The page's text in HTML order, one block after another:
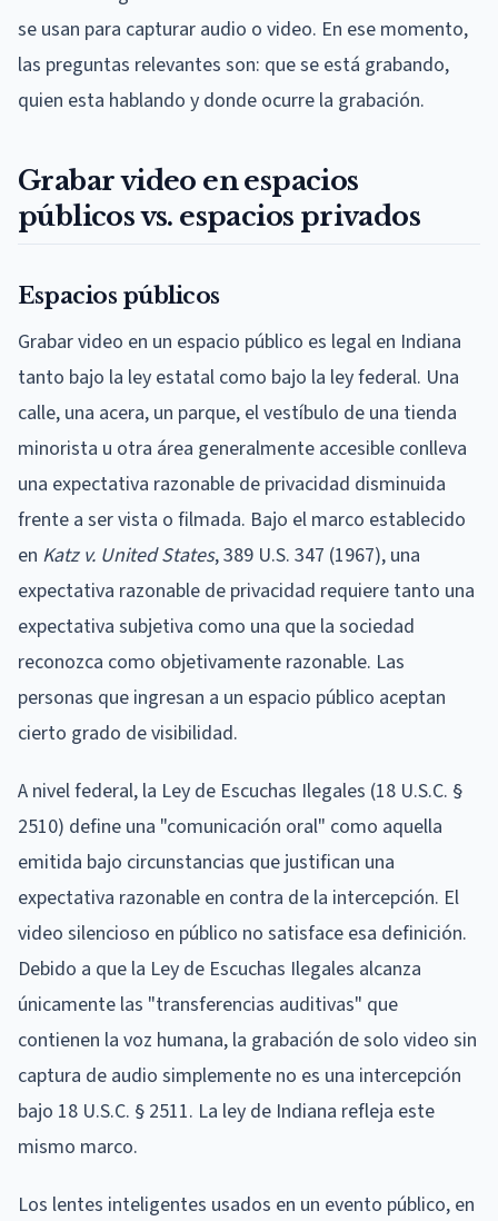
se usan para capturar audio o video. En ese momento,
las preguntas relevantes son: que se está grabando,
quien esta hablando y donde ocurre la grabación.
Grabar video en espacios
públicos vs. espacios privados
Espacios públicos
Grabar video en un espacio público es legal en Indiana
tanto bajo la ley estatal como bajo la ley federal. Una
calle, una acera, un parque, el vestíbulo de una tienda
minorista u otra área generalmente accesible conlleva
una expectativa razonable de privacidad disminuida
frente a ser vista o filmada. Bajo el marco establecido
en Katz v. United States, 389 U.S. 347 (1967), una
expectativa razonable de privacidad requiere tanto una
expectativa subjetiva como una que la sociedad
reconozca como objetivamente razonable. Las
personas que ingresan a un espacio público aceptan
cierto grado de visibilidad.
A nivel federal, la Ley de Escuchas Ilegales (18 U.S.C. §
2510) define una "comunicación oral" como aquella
emitida bajo circunstancias que justifican una
expectativa razonable en contra de la intercepción. El
video silencioso en público no satisface esa definición.
Debido a que la Ley de Escuchas Ilegales alcanza
únicamente las "transferencias auditivas" que
contienen la voz humana, la grabación de solo video sin
captura de audio simplemente no es una intercepción
bajo 18 U.S.C. § 2511. La ley de Indiana refleja este
mismo marco.
Los lentes inteligentes usados en un evento público, en